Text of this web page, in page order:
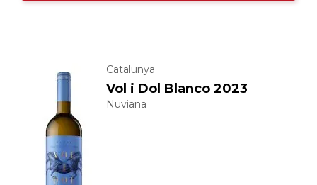
Catalunya
Vol i Dol Blanco 2023
Nuviana